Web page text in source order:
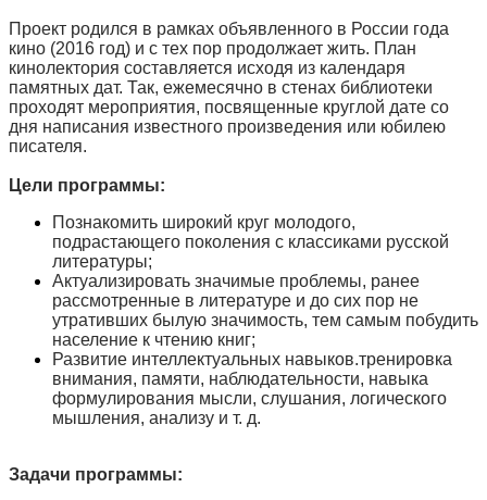
Проект родился в рамках объявленного в России года
кино (2016 год) и с тех пор продолжает жить. План
кинолектория составляется исходя из календаря
памятных дат. Так, ежемесячно в стенах библиотеки
проходят мероприятия, посвященные круглой дате со
дня написания известного произведения или юбилею
писателя.
Цели программы:
Познакомить широкий круг молодого,
подрастающего поколения с классиками русской
литературы;
Актуализировать значимые проблемы, ранее
рассмотренные в литературе и до сих пор не
утративших былую значимость, тем самым побудить
население к чтению книг;
Развитие интеллектуальных навыков.тренировка
внимания, памяти, наблюдательности, навыка
формулирования мысли, слушания, логического
мышления, анализу и т. д.
Задачи программы: